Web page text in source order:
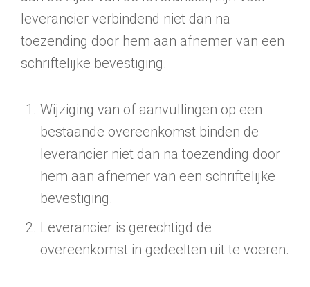
leverancier verbindend niet dan na
toezending door hem aan afnemer van een
schriftelijke bevestiging.
Wijziging van of aanvullingen op een
bestaande overeenkomst binden de
leveran­cier niet dan na toezending door
hem aan afnemer van een schriftelijke
bevesti­ging.
Leverancier is gerechtigd de
overeenkomst in gedeelten uit te voeren.